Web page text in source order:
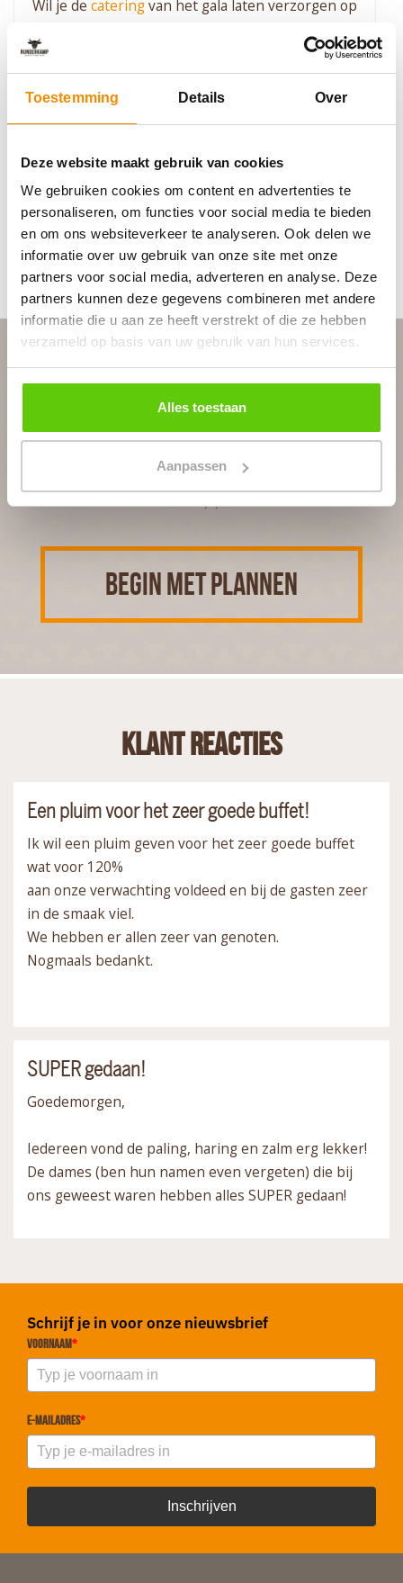
Toestemming Details Over
Deze website maakt gebruik van cookies
We gebruiken cookies om content en advertenties te
personaliseren, om functies voor social media te bieden
en om ons websiteverkeer te analyseren. Ook delen we
informatie over uw gebruik van onze site met onze
partners voor social media, adverteren en analyse. Deze
partners kunnen deze gegevens combineren met andere
informatie die u aan ze heeft verstrekt of die ze hebben
verzameld op basis van uw gebruik van hun services.
Alles toestaan
Aanpassen
Wil je de cateringvan het gala laten verzorgen op
cateraar op locaties door heel Nederland. Neem
vrijblijvend contact op voor het aanvragen van
een offerte. Bij vragen over de mogelijkheden
kun je uiteraard ook telefonischcontactmet ons
het gala.
PLAN JOUW FEEST
Geheel vrijblijvend
BEGIN MET PLANNEN
Klant reacties
Een pluim voor het zeer goede buffet!
Ik wil een pluim geven voor het zeer goede buffet
wat voor 120%
aan onze verwachting voldeed en bij de gasten zeer
in de smaak viel.
We hebben er allen zeer van genoten.
Nogmaals bedankt.
SUPER gedaan!
Goedemorgen,
Iedereen vond de paling, haring en zalm erg lekker!
De dames (ben hun namen even vergeten) die bij
ons geweest waren hebben alles SUPER gedaan!
Schrijf je in voor onze nieuwsbrief
Voornaam*
E-mailadres*
Inschrijven